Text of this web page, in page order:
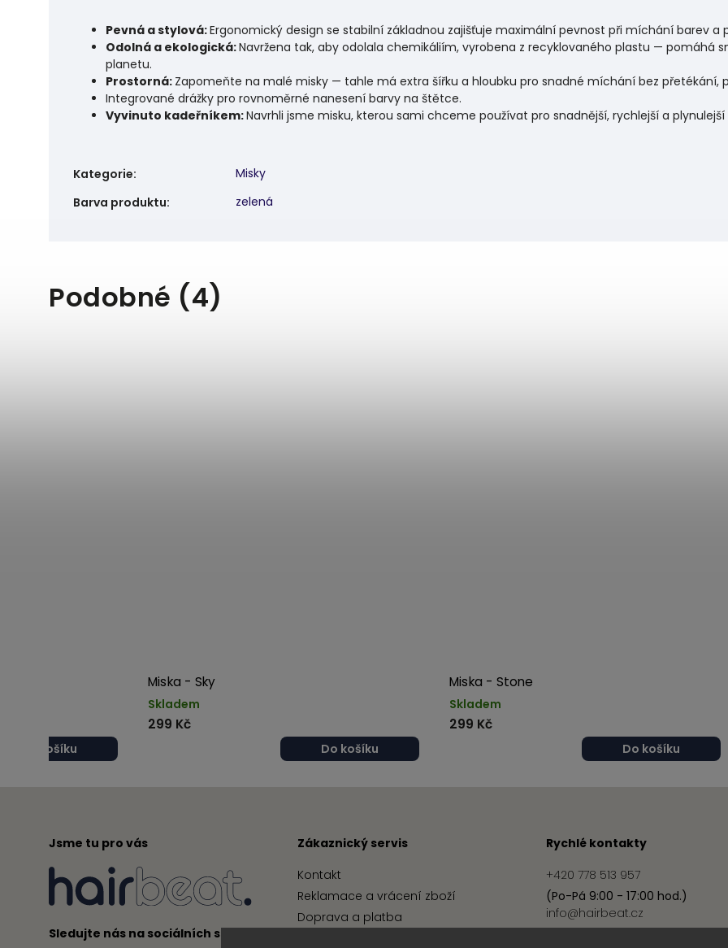
Pevná a stylová:Ergonomický design se stabilní základnou zajišťuje maximální pevnost při míchání barev
Odolná a ekologická:Navržena tak, aby odolala chemikáliím, vyrobena z recyklovaného plastu — pomáhá
planetu.
Prostorná: Zapomeňte na malé misky — tahle má extra šířku a hloubku pro snadné míchání bez přetékání,
Integrované drážky pro rovnoměrné nanesení barvy na štětce.
Vyvinuto kadeřníkem:Navrhli jsme misku, kterou sami chceme používat pro snadnější, rychlejší a
Kategorie:
Misky
Barva produktu: zelená
Podobné (4)
Do košíku
Miska - Sky
Skladem
299 Kč
Do košíku
Miska - Stone
Skladem
299 Kč
Do košíku
Jsme tu pro vás
Sledujte nás na sociálních sítích
Zákaznický servis
Kontakt
Reklamace a vrácení zboží
Doprava a platba
Rychlé kontakty
+420 778 513 957
(Po-Pá 9:00 - 17:00 hod.)
info@hairbeat.cz